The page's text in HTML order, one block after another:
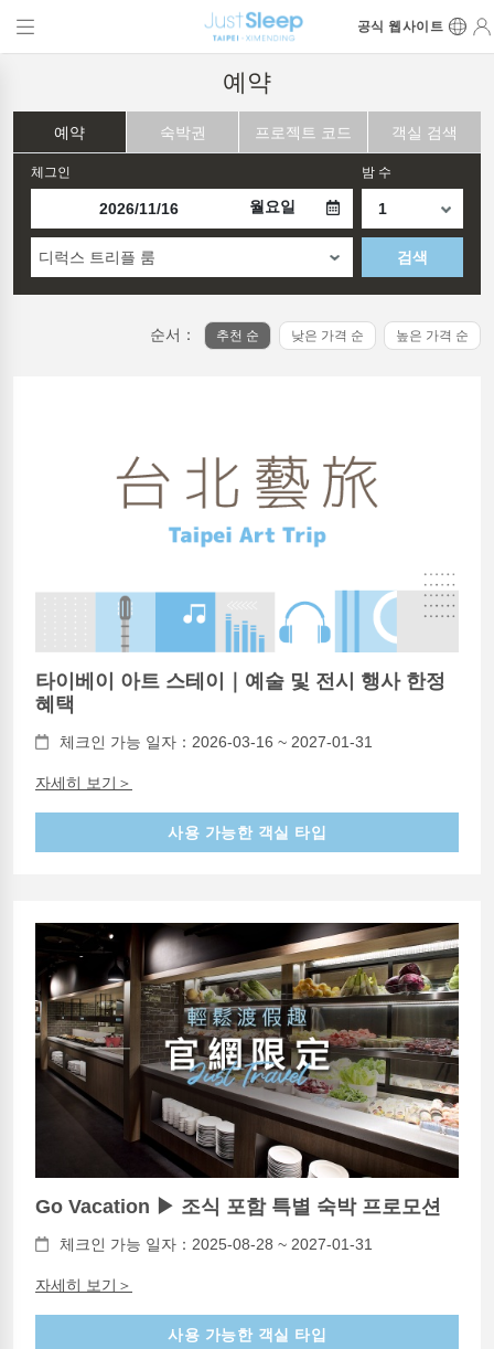
공식 웹사이트
예약
예약 숙박권 프로젝트 코드 객실 검색
체그인
월요일
밤 수
디럭스 트리플 룸 검색
순서： 추천 순 낮은 가격 순 높은 가격 순
타이베이 아트 스테이｜예술 및 전시 행사 한정
혜택
체크인 가능 일자：2026-03-16 ~ 2027-01-31
자세히 보기＞
사용 가능한 객실 타입
Go Vacation ▶ 조식 포함 특별 숙박 프로모션
체크인 가능 일자：2025-08-28 ~ 2027-01-31
자세히 보기＞
사용 가능한 객실 타입